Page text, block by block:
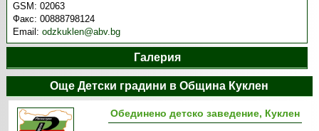
GSM:02063
Факс:00888798124
Email:odzkuklen@abv.bg
Галерия
Още Детски градини в Община Куклен
Обединено детско заведение, Куклен